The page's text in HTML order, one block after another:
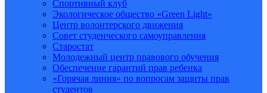
Спортивный клуб
Экологическое общество «Green Light»
Центр волонтерского движения
Совет студенческого самоуправления
Старостат
Молодежный центр правового обучения
Обеспечение гарантий прав ребенка
«Горячая линия» по вопросам защиты прав
студентов